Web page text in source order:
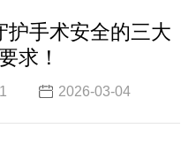
护手术安全的三大
求！
2026-03-04